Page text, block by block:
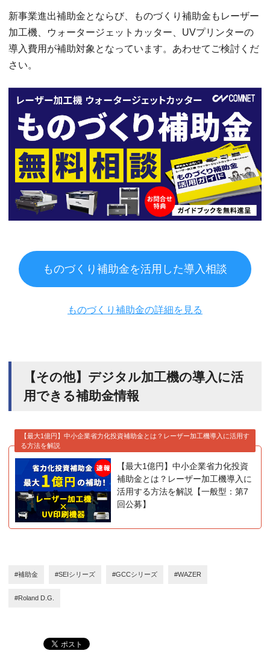
新事業進出補助金とならび、ものづくり補助金もレーザー
加工機、ウォータージェットカッター、UVプリンターの
導入費用が補助対象となっています。あわせてご検討くだ
さい。
ものづくり補助金を活用した導入相談
ものづくり補助金の詳細を見る
【その他】デジタル加工機の導入に活
用できる補助金情報
【最大1億円】中小企業省力化投資補助金とは？レーザー加工機導入に活用す
る方法を解説
【最大1億円】中小企業省力化投資
補助金とは？レーザー加工機導入に
活用する方法を解説【一般型：第7
回公募】
#補助金 #SEIシリーズ #GCCシリーズ #WAZER
#Roland D.G.